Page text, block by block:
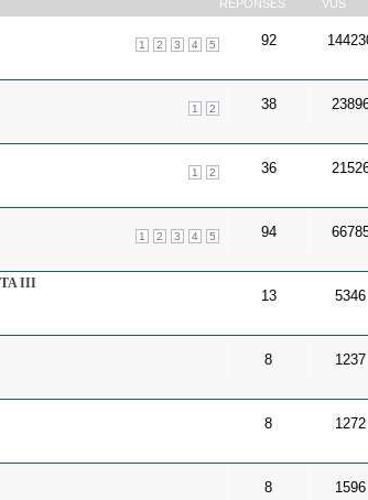
RÉPONSES VUS
1 2 3 4 5 92
1 2 38
1 2 36
1 2 3 4 5 94
III
13 5346
8 1237
8 1272
8 1596